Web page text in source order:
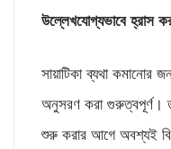
উল্লেখযোগ্যভাবে হ্রাস
সায়াটিকা ব্যথা কমানোর
অনুসরণ করা গুরুত্বপূর্ণ।
শুরু করার আগে অবশ্যই